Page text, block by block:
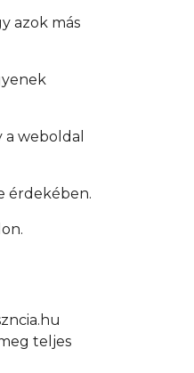
azok más
weboldal
érdekében.
teljes